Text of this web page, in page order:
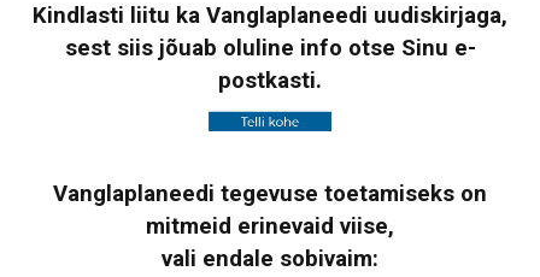
Kindlasti liitu ka Vanglaplaneedi uudiskirjaga,
sest siis jõuab oluline info otse Sinu e-
postkasti.
Vanglaplaneedi tegevuse toetamiseks on
mitmeid erinevaid viise,
vali endale sobivaim: